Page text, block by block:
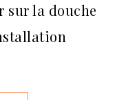
sur la douche